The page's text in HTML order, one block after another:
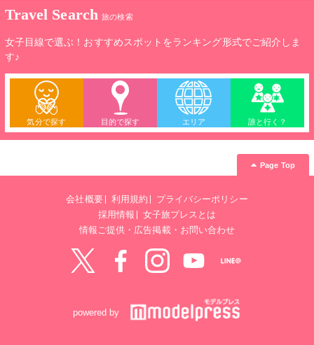
Travel Search 旅の検索
女子目線で選ぶ！おすすめスポットをランキング形式でご紹介しま
す♪
気分で探す 目的で探す エリア 誰と行く？
Page Top
会社概要 利用規約
プライバシーポリシー
採用情報
女子旅プレスとは
情報ご提供・広告掲載・お問い合わせ
powered by